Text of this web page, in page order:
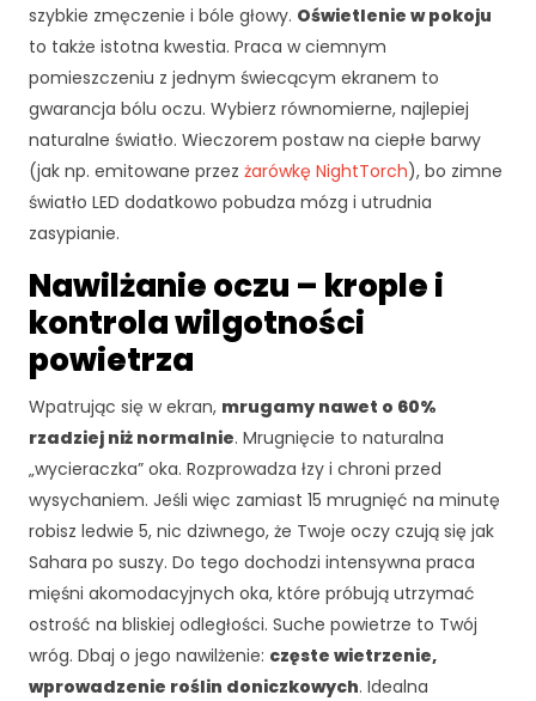
szybkie zmęczenie i bóle głowy. Oświetlenie w pokoju
to także istotna kwestia. Praca w ciemnym
pomieszczeniu z jednym świecącym ekranem to
gwarancja bólu oczu. Wybierz równomierne, najlepiej
naturalne światło. Wieczorem postaw na ciepłe barwy
(jak np. emitowane przez żarówkę NightTorch), bo zimne
światło LED dodatkowo pobudza mózg i utrudnia
zasypianie.
Nawilżanie oczu – krople i
kontrola wilgotności
powietrza
Wpatrując się w ekran, mrugamy nawet o 60%
rzadziej niż normalnie. Mrugnięcie to naturalna
„wycieraczka” oka. Rozprowadza łzy i chroni przed
wysychaniem. Jeśli więc zamiast 15 mrugnięć na minutę
robisz ledwie 5, nic dziwnego, że Twoje oczy czują się jak
Sahara po suszy. Do tego dochodzi intensywna praca
mięśni akomodacyjnych oka, które próbują utrzymać
ostrość na bliskiej odległości. Suche powietrze to Twój
wróg. Dbaj o jego nawilżenie: częste wietrzenie,
wprowadzenie roślin doniczkowych. Idealna
n
o
tr
z
e
b
n
e
o
f
u
n
c
j
o
o
w
a
n
s
tr